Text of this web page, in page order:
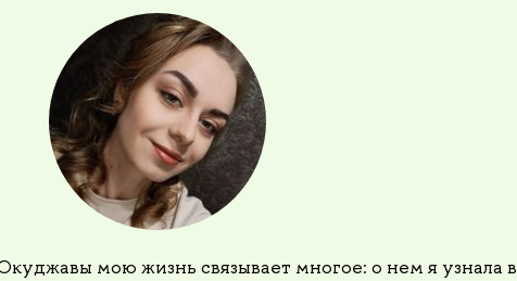
мою жизнь связывает многое: о нем я узнала в